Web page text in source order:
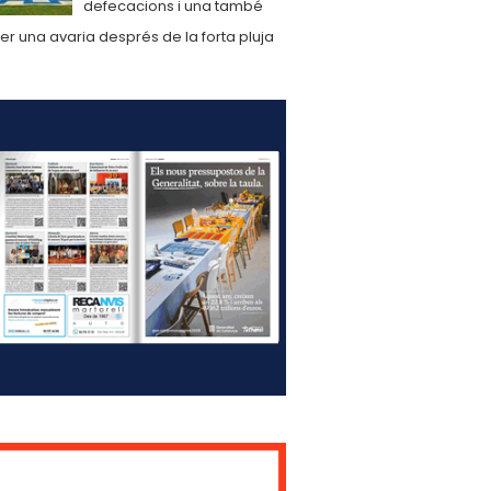
defecacions i una també
una avaria després de la forta pluja